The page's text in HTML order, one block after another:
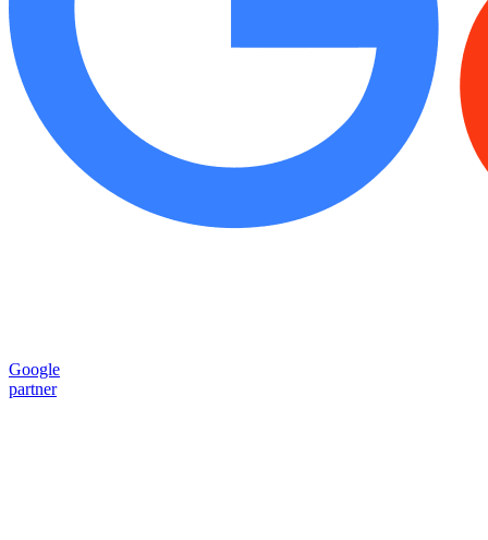
Google
partner